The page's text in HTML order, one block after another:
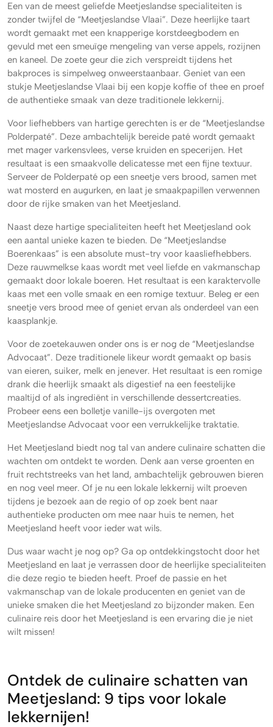
Een van de meest geliefde Meetjeslandse specialiteiten is
zonder twijfel de “Meetjeslandse Vlaai”. Deze heerlijke taart
wordt gemaakt met een knapperige korstdeegbodem en
gevuld met een smeuïge mengeling van verse appels, rozijnen
en kaneel. De zoete geur die zich verspreidt tijdens het
bakproces is simpelweg onweerstaanbaar. Geniet van een
stukje Meetjeslandse Vlaai bij een kopje koffie of thee en proef
de authentieke smaak van deze traditionele lekkernij.
Voor liefhebbers van hartige gerechten is er de “Meetjeslandse
Polderpaté”. Deze ambachtelijk bereide paté wordt gemaakt
met mager varkensvlees, verse kruiden en specerijen. Het
resultaat is een smaakvolle delicatesse met een fijne textuur.
Serveer de Polderpaté op een sneetje vers brood, samen met
wat mosterd en augurken, en laat je smaakpapillen verwennen
door de rijke smaken van het Meetjesland.
Naast deze hartige specialiteiten heeft het Meetjesland ook
een aantal unieke kazen te bieden. De “Meetjeslandse
Boerenkaas” is een absolute must-try voor kaasliefhebbers.
Deze rauwmelkse kaas wordt met veel liefde en vakmanschap
gemaakt door lokale boeren. Het resultaat is een karaktervolle
kaas met een volle smaak en een romige textuur. Beleg er een
sneetje vers brood mee of geniet ervan als onderdeel van een
kaasplankje.
Voor de zoetekauwen onder ons is er nog de “Meetjeslandse
Advocaat”. Deze traditionele likeur wordt gemaakt op basis
van eieren, suiker, melk en jenever. Het resultaat is een romige
drank die heerlijk smaakt als digestief na een feestelijke
maaltijd of als ingrediënt in verschillende dessertcreaties.
Probeer eens een bolletje vanille-ijs overgoten met
Meetjeslandse Advocaat voor een verrukkelijke traktatie.
Het Meetjesland biedt nog tal van andere culinaire schatten die
wachten om ontdekt te worden. Denk aan verse groenten en
fruit rechtstreeks van het land, ambachtelijk gebrouwen bieren
en nog veel meer. Of je nu een lokale lekkernij wilt proeven
tijdens je bezoek aan de regio of op zoek bent naar
authentieke producten om mee naar huis te nemen, het
Meetjesland heeft voor ieder wat wils.
Dus waar wacht je nog op? Ga op ontdekkingstocht door het
Meetjesland en laat je verrassen door de heerlijke specialiteiten
die deze regio te bieden heeft. Proef de passie en het
vakmanschap van de lokale producenten en geniet van de
unieke smaken die het Meetjesland zo bijzonder maken. Een
culinaire reis door het Meetjesland is een ervaring die je niet
wilt missen!
Ontdek de culinaire schatten van
Meetjesland: 9 tips voor lokale
lekkernijen!